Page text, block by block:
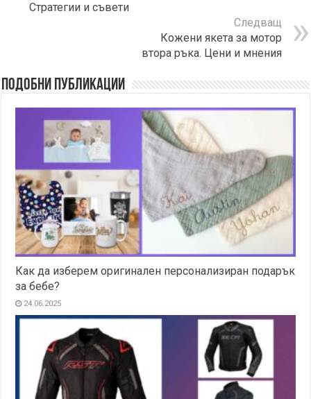
Стратегии и съвети
Следващ
Кожени якета за мотор
втора ръка. Цени и мнения
Подобни публикации
Как да изберем оригинален персонализиран подарък
за бебе?
24.06.2025